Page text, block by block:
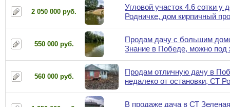
2 050 000 руб.
Угловой участок 4.6 сотки у
Родничке, дом кирпичный
550 000 руб.
Продам дачу с большим
Знание в Победе, можно под
560 000 руб.
Продам отличную дачу в
недалеко от остановки, СТ
В продаже дача в СТ